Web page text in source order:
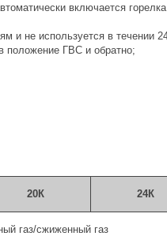
включается
и не используется в течении
положение ГВС и обратно;
20К 24К
газ/сжиженный газ